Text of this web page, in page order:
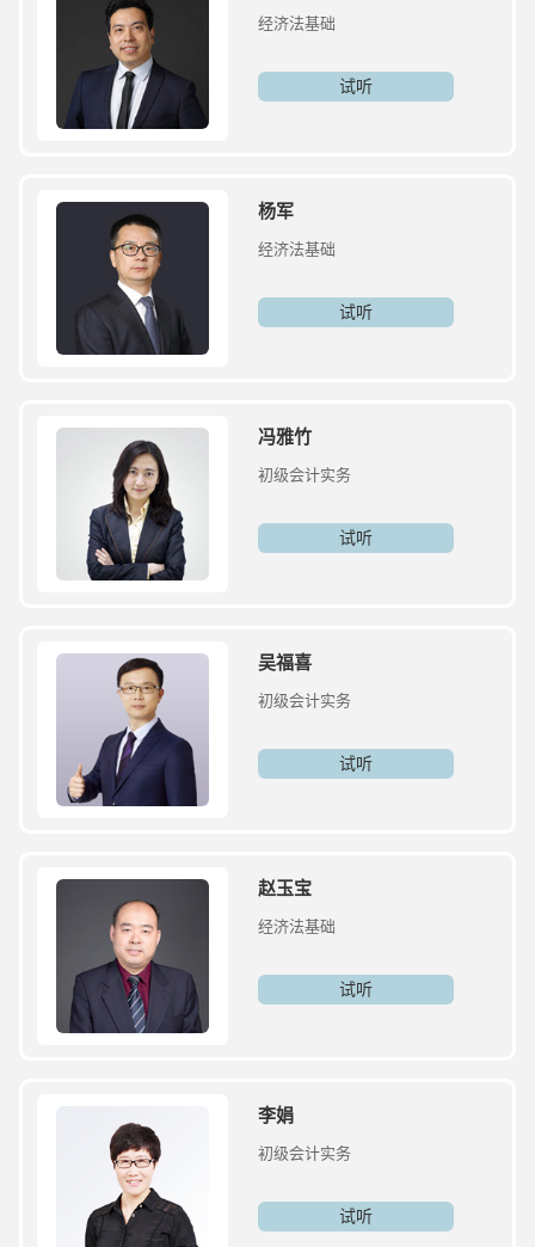
经济法基础
试听
杨军
经济法基础
试听
冯雅竹
初级会计实务
试听
吴福喜
初级会计实务
试听
赵玉宝
经济法基础
试听
李娟
初级会计实务
试听